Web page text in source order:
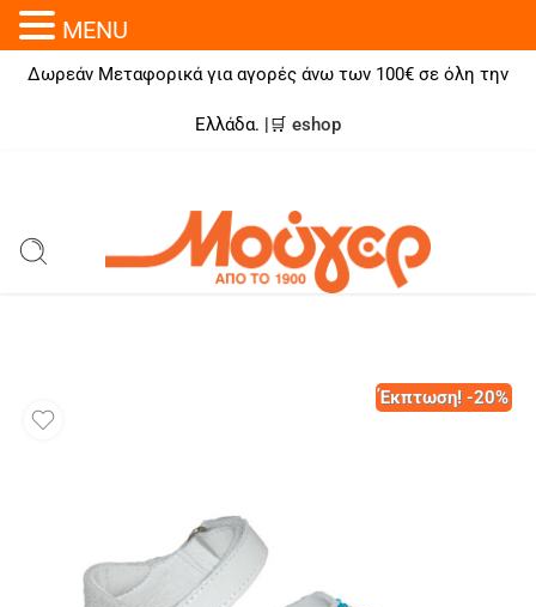
Δωρεάν Μεταφορικά για αγορές άνω των 100€ σε όλη την
Ελλάδα. |🛒 eshop
Έκπτωση! -20%
MENU